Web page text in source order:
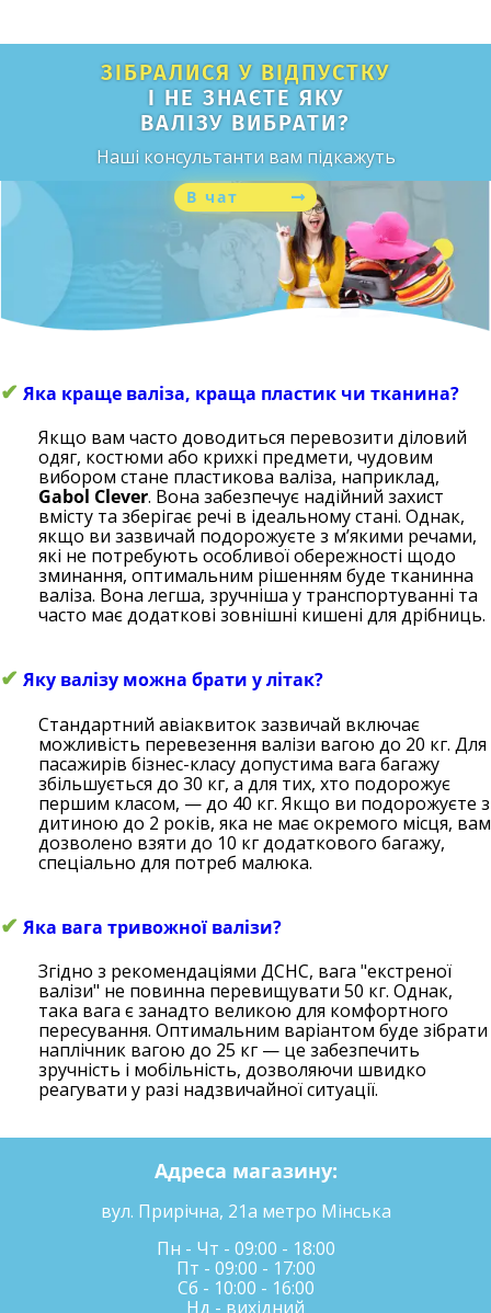
ЗІБРАЛИСЯ У ВІДПУСТКУ
І НЕ ЗНАЄТЕ ЯКУ
ВАЛІЗУ ВИБРАТИ?
Наші консультанти вам підкажуть
В чат
✔ Яка краще валіза, краща пластик чи тканина?
Якщо вам часто доводиться перевозити діловий
одяг, костюми або крихкі предмети, чудовим
вибором стане пластикова валіза, наприклад,
Gabol Clever. Вона забезпечує надійний захист
вмісту та зберігає речі в ідеальному стані. Однак,
якщо ви зазвичай подорожуєте з м’якими речами,
які не потребують особливої обережності щодо
зминання, оптимальним рішенням буде тканинна
валіза. Вона легша, зручніша у транспортуванні та
часто має додаткові зовнішні кишені для дрібниць.
✔ Яку валізу можна брати у літак?
Стандартний авіаквиток зазвичай включає
можливість перевезення валізи вагою до 20 кг. Для
пасажирів бізнес-класу допустима вага багажу
збільшується до 30 кг, а для тих, хто подорожує
першим класом, — до 40 кг. Якщо ви подорожуєте з
дитиною до 2 років, яка не має окремого місця, вам
дозволено взяти до 10 кг додаткового багажу,
спеціально для потреб малюка.
✔ Яка вага тривожної валізи?
Згідно з рекомендаціями ДСНС, вага "екстреної
валізи" не повинна перевищувати 50 кг. Однак,
така вага є занадто великою для комфортного
пересування. Оптимальним варіантом буде зібрати
наплічник вагою до 25 кг — це забезпечить
зручність і мобільність, дозволяючи швидко
реагувати у разі надзвичайної ситуації.
Адреса магазину:
вул. Прирічна, 21а метро Мінська
Пн - Чт - 09:00 - 18:00
Пт - 09:00 - 17:00
Сб - 10:00 - 16:00
Нд - вихідний